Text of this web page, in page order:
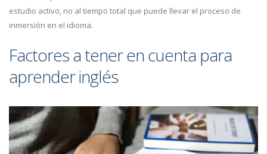
estudio activo, no al tiempo total que puede llevar el proceso de
inmersión en el idioma.
Factores a tener en cuenta para
aprender inglés